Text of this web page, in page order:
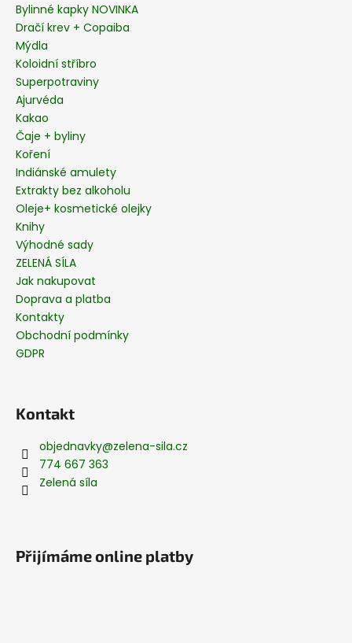
D
o
p
o
r
u
č
u
j
e
m
e
KAKAOVÉ
BOBY
+
AZTÉCKÉ
KOŘENÍ
99
Kč
Bylinné kapky NOVINKA
Dračí krev + Copaiba
Mýdla
Koloidní stříbro
Superpotraviny
Ajurvéda
Kakao
Čaje + byliny
Koření
Indiánské amulety
Extrakty bez alkoholu
Oleje+ kosmetické olejky
Knihy
Výhodné sady
ZELENÁ SÍLA
Jak nakupovat
Doprava a platba
Kontakty
Obchodní podmínky
GDPR
Kontakt
objednavky@zelena-sila.cz
774 667 363
Zelená síla
Přijímáme online platby